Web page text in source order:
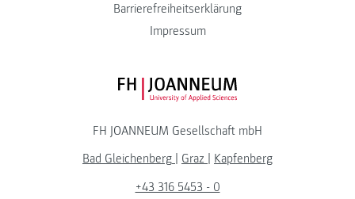
Barrierefreiheitserklärung
Impressum
FH JOANNEUM Logo
FH JOANNEUM Gesellschaft mbH
Bad Gleichenberg
Graz
Kapfenberg
+43 316 5453 - 0